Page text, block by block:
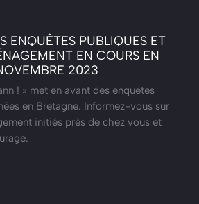
ENQUÊTES PUBLIQUES ET
EN COURS EN
2023
! » met en avant des enquêtes
en Bretagne. Informez-vous sur
initiés près de chez vous et